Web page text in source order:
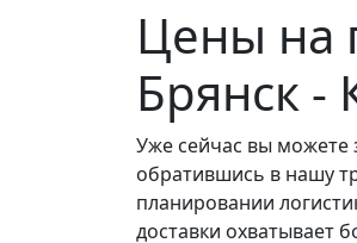
Цены на
Брянск -
Уже сейчас вы можете
обратившись в нашу
планировании
доставки охватывает